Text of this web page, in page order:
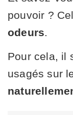
pouvoir ?
odeurs
Pour cela, il
usagés sur